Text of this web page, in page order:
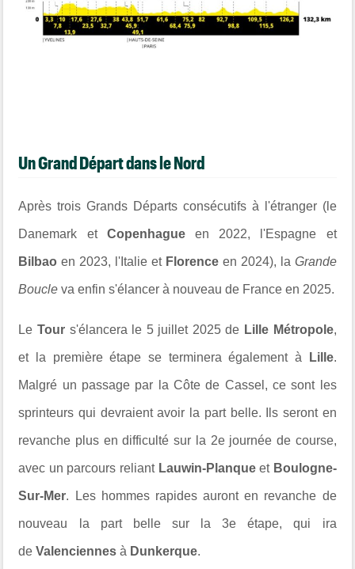
Un Grand Départ dans le Nord
Après trois Grands Départs consécutifs à l'étranger (le
Danemark et Copenhagueen 2022, l'Espagne et
Bilbao en 2023, l'Italie et Florenceen 2024), la Grande
Boucle va enfin s'élancer à nouveau de France en 2025.
LeTour s'élancera le 5 juillet 2025 de Lille Métropole,
et la première étape se terminera également à Lille.
Malgré un passage par la Côte de Cassel, ce sont les
sprinteurs qui devraient avoir la part belle. Ils seront en
revanche plus en difficulté sur la 2e journée de course,
avec un parcours reliant Lauwin-Planqueet Boulogne-
Sur-Mer. Les hommes rapides auront en revanche de
nouveau la part belle sur la 3e étape, qui ira
deValenciennesà Dunkerque.